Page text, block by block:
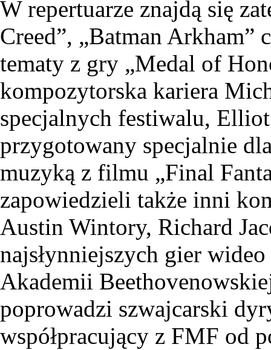
W repertuarze znajdą się
Creed”, „Batman
tematy z gry „Medal of
kompozytorska kariera
specjalnych festiwalu,
przygotowany specjalnie
muzyką z filmu „Final
zapowiedzieli także inni
Austin Wintory, Richard
najsłynniejszych gier
Akademii
poprowadzi szwajcarski
współpracujący z FMF od